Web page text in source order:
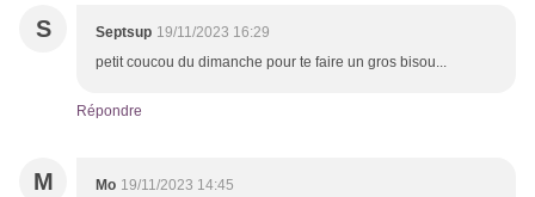
S Septsup 19/11/2023 16:29
petit coucou du dimanche pour te faire un gros bisou...
Répondre
M Mo 19/11/2023 14:45